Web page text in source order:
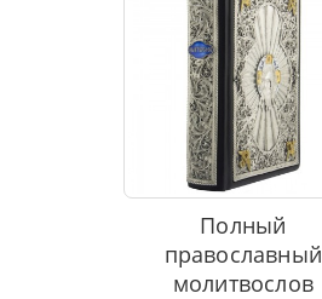
Полный
православный
молитвослов